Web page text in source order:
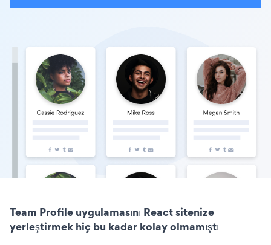
Team Profile uygulamasını React sitenize
yerleştirmek hiç bu kadar kolay olmamıştı